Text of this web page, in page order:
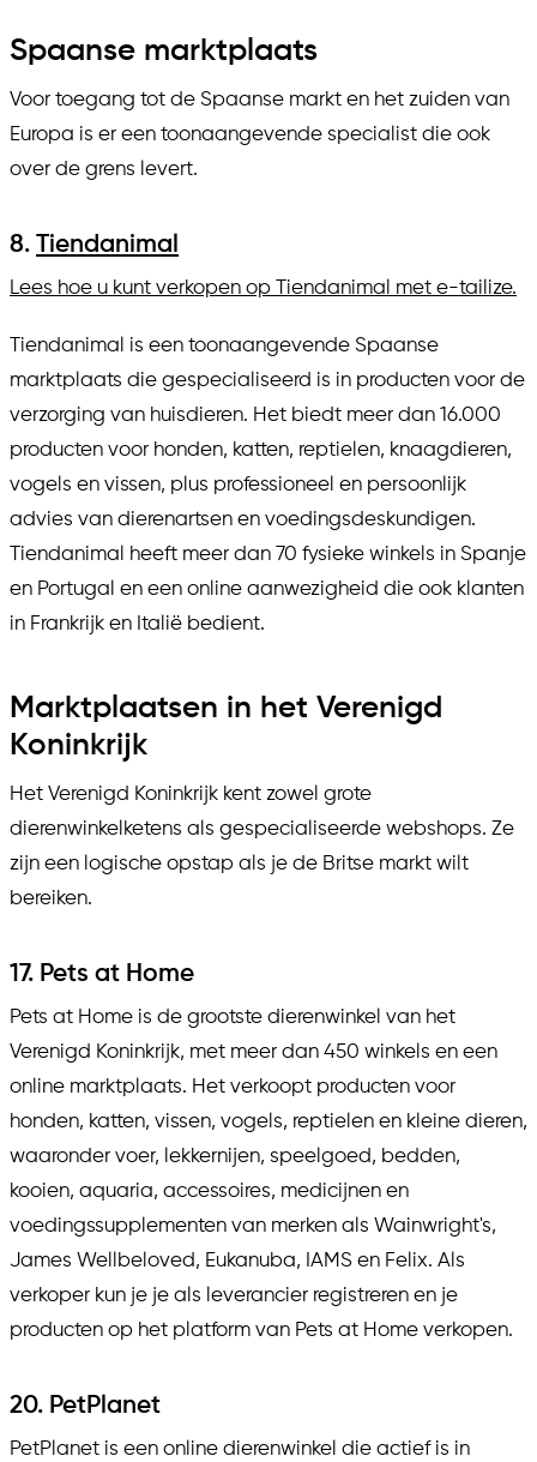
Spaanse marktplaats
Voor toegang tot de Spaanse markt en het zuiden van
Europa is er een toonaangevende specialist die ook
over de grens levert.
8. Tiendanimal
Lees hoe u kunt verkopen op Tiendanimal met e-tailize.
Tiendanimal is een toonaangevende Spaanse
marktplaats die gespecialiseerd is in producten voor de
verzorging van huisdieren. Het biedt meer dan 16.000
producten voor honden, katten, reptielen, knaagdieren,
vogels en vissen, plus professioneel en persoonlijk
advies van dierenartsen en voedingsdeskundigen.
Tiendanimal heeft meer dan 70 fysieke winkels in Spanje
en Portugal en een online aanwezigheid die ook klanten
in Frankrijk en Italië bedient.
Marktplaatsen in het Verenigd
Koninkrijk
Het Verenigd Koninkrijk kent zowel grote
dierenwinkelketens als gespecialiseerde webshops. Ze
zijn een logische opstap als je de Britse markt wilt
bereiken.
17. Pets at Home
Pets at Home is de grootste dierenwinkel van het
Verenigd Koninkrijk, met meer dan 450 winkels en een
online marktplaats. Het verkoopt producten voor
honden, katten, vissen, vogels, reptielen en kleine dieren,
waaronder voer, lekkernijen, speelgoed, bedden,
kooien, aquaria, accessoires, medicijnen en
voedingssupplementen van merken als Wainwright's,
James Wellbeloved, Eukanuba, IAMS en Felix. Als
verkoper kun je je als leverancier registreren en je
producten op het platform van Pets at Home verkopen.
20. PetPlanet
PetPlanet is een online dierenwinkel die actief is in